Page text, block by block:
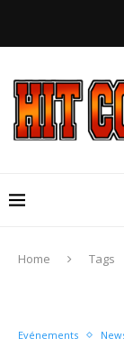
Home Tags
Evénements